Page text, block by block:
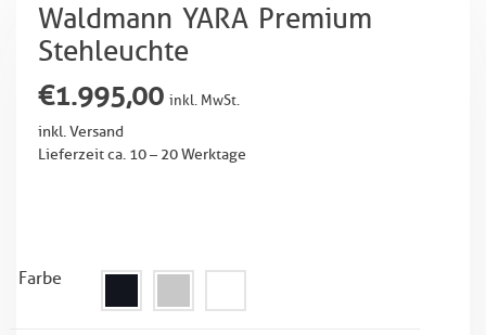
Waldmann YARA Premium
Stehleuchte
€1.995,00 inkl. MwSt.
inkl. Versand
Lieferzeit ca. 10 – 20 Werktage
Farbe